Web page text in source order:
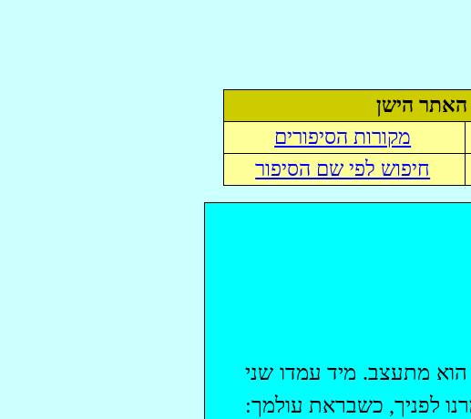
הישן
מקורות הסיפורים
חיפוש לפי שם הסיפור
הוא מתעצב. מיד עמדו שני
לפניך, כשבראת עולמך: